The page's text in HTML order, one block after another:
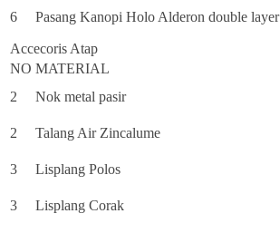
6
Pasang Kanopi Holo Alderon double layer
Accecoris Atap
NO MATERIAL
2
Nok metal pasir
2
Talang Air Zincalume
3
Lisplang Polos
3
Lisplang Corak